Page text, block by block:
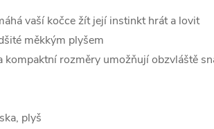
vaší kočce žít její instinkt hrát a lovit
měkkým plyšem
kompaktní rozměry umožňují obzvláště
plyš